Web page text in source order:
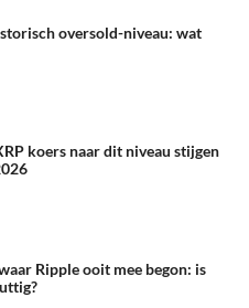
oversold-niveau: wat
koers naar dit niveau stijgen
Ripple ooit mee begon: is